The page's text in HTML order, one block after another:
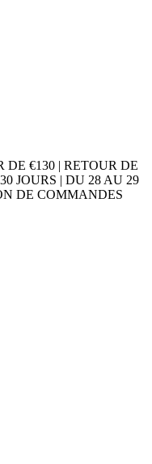
€130 | RETOUR DE
JOURS | DU 28 AU 29
DE COMMANDES